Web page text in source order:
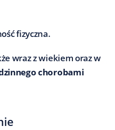
fizyczna.
wraz z wiekiem oraz w
chorobami